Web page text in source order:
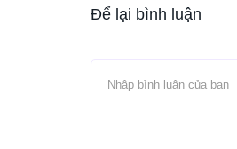
Để lại bình luận